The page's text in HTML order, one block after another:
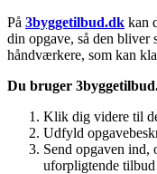
På 3byggetilbud.dk kan
din opgave, så den bliver
håndværkere, som kan
Du bruger
Klik dig videre til
Udfyld
Send opgaven ind,
uforpligtende tilbud